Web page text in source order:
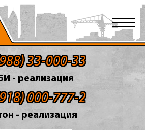
33-000-33
- реализация
000-777-2
- реализация